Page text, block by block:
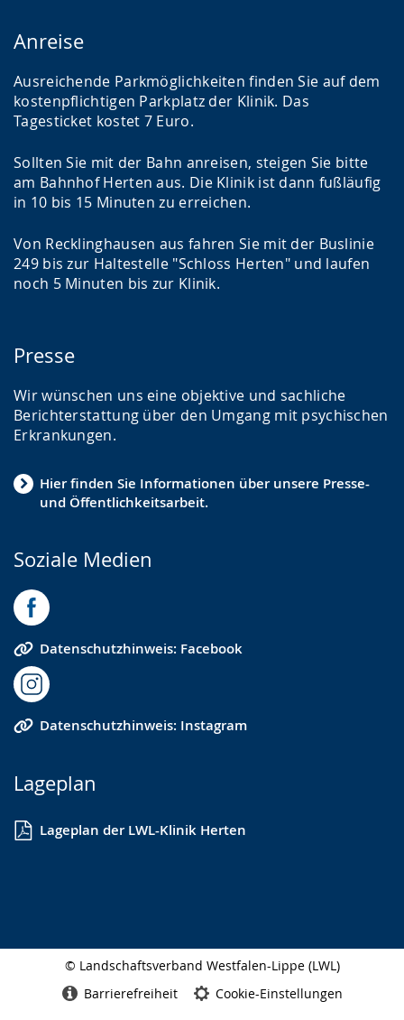
Anreise
Ausreichende Parkmöglichkeiten finden Sie auf dem
kostenpflichtigen Parkplatz der Klinik. Das
Tagesticket kostet 7 Euro.
Sollten Sie mit der Bahn anreisen, steigen Sie bitte
am Bahnhof Herten aus. Die Klinik ist dann fußläufig
in 10 bis 15 Minuten zu erreichen.
Von Recklinghausen aus fahren Sie mit der Buslinie
249 bis zur Haltestelle "Schloss Herten" und laufen
noch 5 Minuten bis zur Klinik.
Presse
Wir wünschen uns eine objektive und sachliche
Berichterstattung über den Umgang mit psychischen
Erkrankungen.
Hier finden Sie Informationen über unsere Presse-
und Öffentlichkeitsarbeit.
Soziale Medien
Datenschutzhinweis: Facebook
Datenschutzhinweis: Instagram
Lageplan
Lageplan der LWL-Klinik Herten
© Landschaftsverband Westfalen-Lippe (LWL)
Barrierefreiheit Cookie-Einstellungen